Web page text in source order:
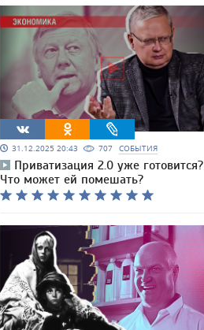
31.12.2025 20:43 707 СОБЫТИЯ
Приватизация 2.0 уже готовится?
Что может ей помешать?